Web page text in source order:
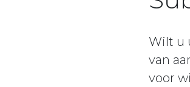
Wilt u
van
voor